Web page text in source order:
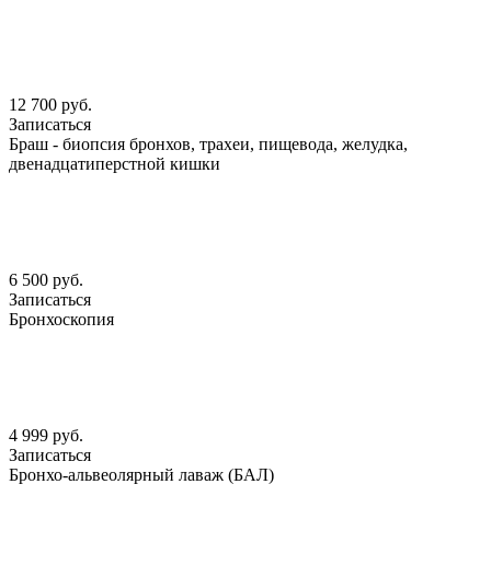
12 700 руб.
Записаться
Браш - биопсия бронхов, трахеи, пищевода, желудка,
двенадцатиперстной кишки
6 500 руб.
Записаться
Бронхоскопия
4 999 руб.
Записаться
Бронхо-альвеолярный лаваж (БАЛ)